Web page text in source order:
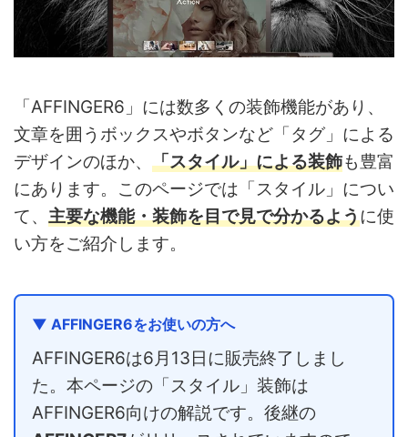
「AFFINGER6」には数多くの装飾機能があり、
文章を囲うボックスやボタンなど「タグ」による
デザインのほか、 「スタイル」による装飾も豊富
にあります。このページでは「スタイル」につい
て、 主要な機能・装飾を目で見で分かるように使
い方をご紹介します。
▼ AFFINGER6をお使いの方へ
AFFINGER6は6月13日に販売終了しまし
た。本ページの「スタイル」装飾は
AFFINGER6向けの解説です。後継の